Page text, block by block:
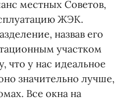
местных Советов,
ЖЭК.
назвав его
участком
у нас идеальное
значительно лучше,
Все окна на